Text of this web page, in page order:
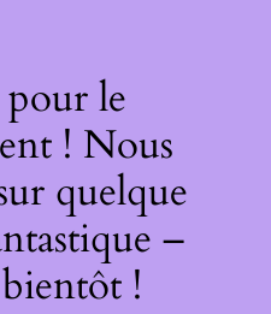
le
! Nous
quelque
–
!